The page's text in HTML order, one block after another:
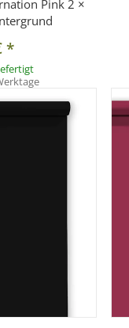
Pink 2 ×
*